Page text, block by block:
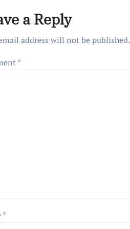
a Reply
address will not be published.
*
*